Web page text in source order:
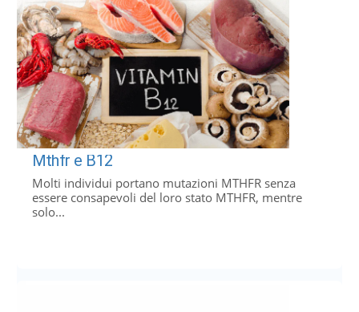
Mthfr e B12
Molti individui portano mutazioni MTHFR senza
essere consapevoli del loro stato MTHFR, mentre
solo...